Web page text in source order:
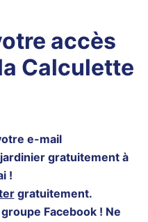
accès
Calculette
e-mail
gratuitement à
!
gratuitement.
Facebook ! Ne